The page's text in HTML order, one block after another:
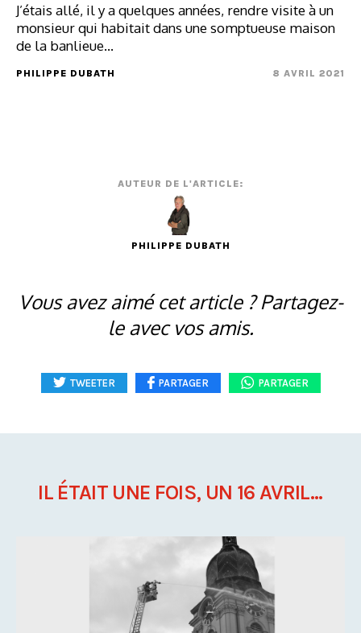
J’étais allé, il y a quelques années, rendre visite à un
monsieur qui habitait dans une somptueuse maison
de la banlieue...
PHILIPPE DUBATH 8 AVRIL 2021
AUTEUR DE L'ARTICLE:
PHILIPPE DUBATH
Vous avez aimé cet article ? Partagez-
le avec vos amis.
TWEETER PARTAGER PARTAGER
IL ÉTAIT UNE FOIS, UN 16 AVRIL...